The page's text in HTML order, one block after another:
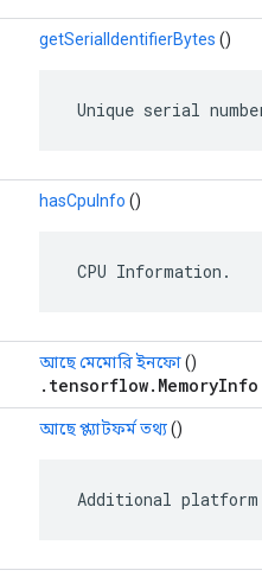
getSerialIdentifierBytes ()
Unique serial
hasCpuInfo ()
CPU Information.
আছে মেমোরি ইনফো()
আছে প্ল্যাটফর্ম তথ্য()
Additional